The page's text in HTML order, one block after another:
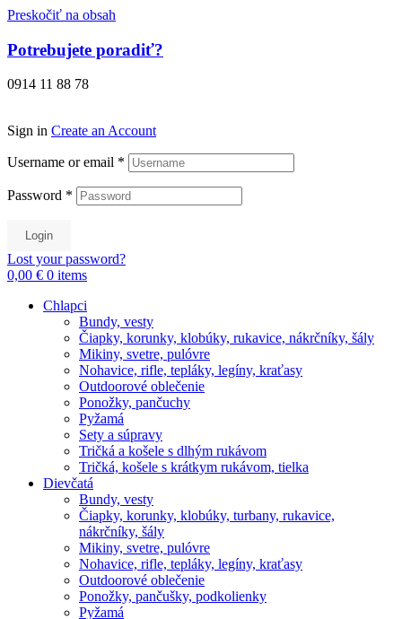
Preskočiť na obsah
Potrebujete poradiť?
0914 11 88 78
Sign in Create an Account
Username or email *
Password *
Login
Lost your password?
0,00 € 0 items
Chlapci
Bundy, vesty
Čiapky, korunky, klobúky, rukavice, nákrčníky, šály
Mikiny, svetre, pulóvre
Nohavice, rifle, tepláky, legíny, kraťasy
Outdoorové oblečenie
Ponožky, pančuchy
Pyžamá
Sety a súpravy
Tričká a košele s dlhým rukávom
Tričká, košele s krátkym rukávom, tielka
Dievčatá
Bundy, vesty
Čiapky, korunky, klobúky, turbany, rukavice,
nákrčníky, šály
Mikiny, svetre, pulóvre
Nohavice, rifle, tepláky, legíny, kraťasy
Outdoorové oblečenie
Ponožky, pančušky, podkolienky
Pyžamá